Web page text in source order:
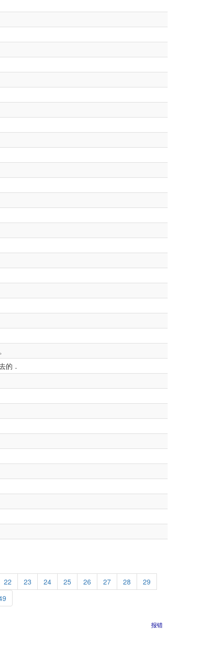
。
的．
22 23 24 25 26 27 28
29
报错